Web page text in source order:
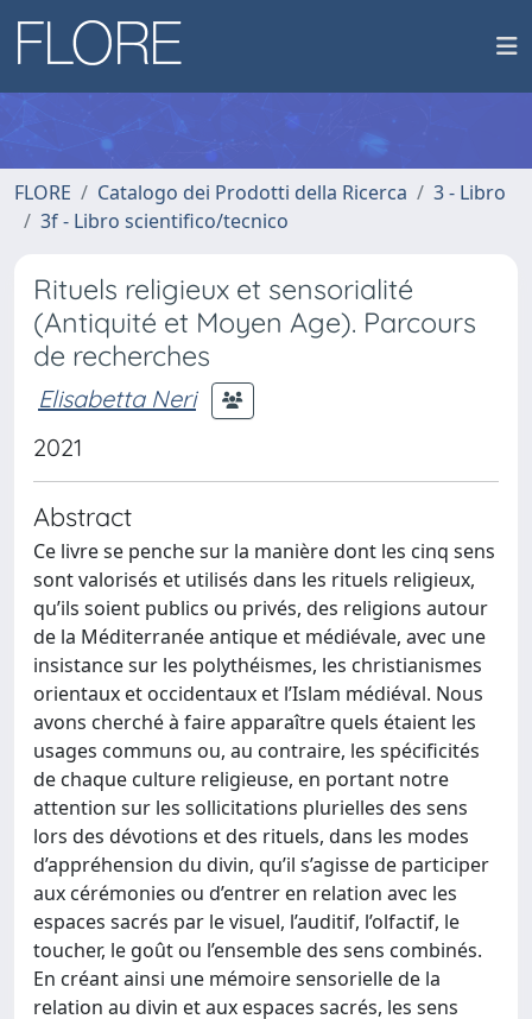
FLORE Catalogo dei Prodotti della Ricerca
3 - Libro
3f - Libro scientifico/tecnico
Rituels religieux et sensorialité
(Antiquité et Moyen Age). Parcours
de recherches
Elisabetta Neri
2021
Abstract
Ce livre se penche sur la manière dont les cinq sens
sont valorisés et utilisés dans les rituels religieux,
qu’ils soient publics ou privés, des religions autour
de la Méditerranée antique et médiévale, avec une
insistance sur les polythéismes, les christianismes
orientaux et occidentaux et l’Islam médiéval. Nous
avons cherché à faire apparaître quels étaient les
usages communs ou, au contraire, les spécificités
de chaque culture religieuse, en portant notre
attention sur les sollicitations plurielles des sens
lors des dévotions et des rituels, dans les modes
d’appréhension du divin, qu’il s’agisse de participer
aux cérémonies ou d’entrer en relation avec les
espaces sacrés par le visuel, l’auditif, l’olfactif, le
toucher, le goût ou l’ensemble des sens combinés.
En créant ainsi une mémoire sensorielle de la
relation au divin et aux espaces sacrés, les sens